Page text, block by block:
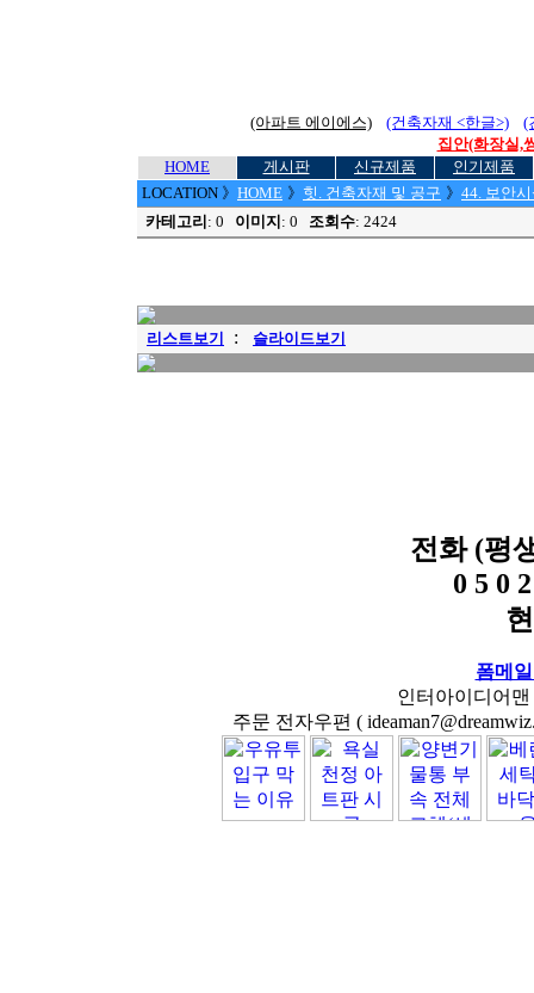
(아파트 에이에스) (건축자재 <한글>)
(
집안(화장실,
HOME
게시판 신규제품
인기제품
LOCATION 》 HOME 》 힛. 건축자재 및 공구 》 44. 보안
카테고리 : 0 이미지 : 0 조회수: 2424
리스트보기 : 슬라이드보기
전화 (평
0 5 0
폼메
인터아이디어맨
주문 전자우편 (